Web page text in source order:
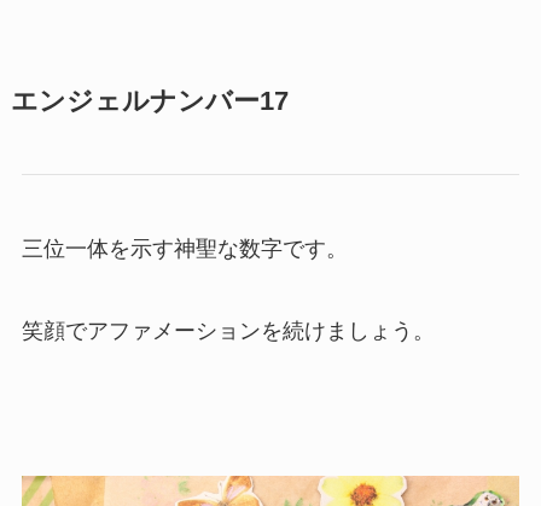
エンジェルナンバー17
三位一体を示す神聖な数字です。
笑顔でアファメーションを続けましょう。